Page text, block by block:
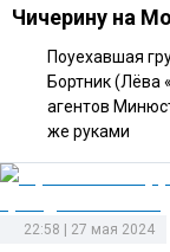
Чичерину на
Поуехавшая
Бортник (Лёва
агентов
же руками
22:58 | 27 мая 2024